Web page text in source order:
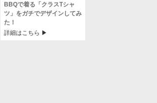
BBQで着る「クラスTシャ
ツ」をガチでデザインしてみ
た！
詳細はこちら ▶︎